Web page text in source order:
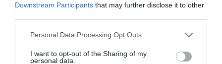
Downstream Participants that may further disclose it to other
Please note that this website/app uses one or more Google
not limited to your visit or usage behaviour. You may click to
Personal Data Processing Opt Outs
I want to opt-out of the Sharing of my
personal data.
Απετράπη το εγχείρημα Ουκρανών για
αντεπίθεση στο Κολομίγτσι: Δείτε το πριν & το
μετά της προσπάθειάς τους (βίντεο)